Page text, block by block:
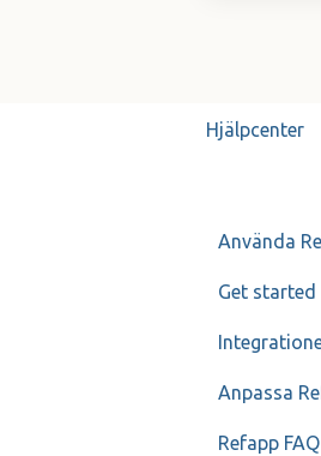
Hjälpcenter
Använda
Get started
Mitt
Jobylon
Anpassa
Enbart för
Refapp FAQ